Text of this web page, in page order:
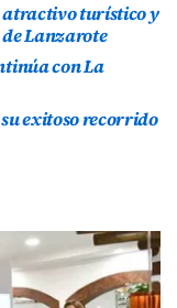
atractivo turístico y
Lanzarote
con La
exitoso recorrido